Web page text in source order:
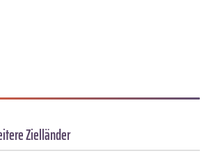
Zielländer